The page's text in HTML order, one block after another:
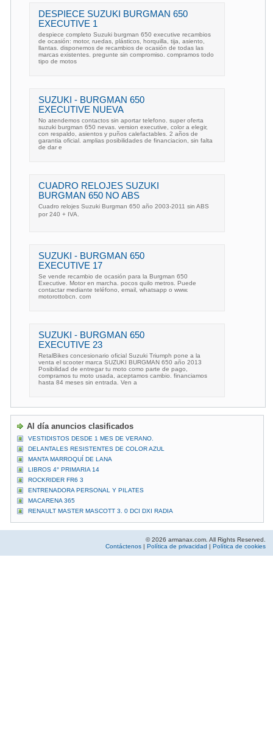
DESPIECE SUZUKI BURGMAN 650
EXECUTIVE 1
despiece completo Suzuki burgman 650 executive recambios
de ocasión: motor, ruedas, plásticos, horquilla, tija, asiento,
llantas. disponemos de recambios de ocasión de todas las
marcas existentes. pregunte sin compromiso. compramos todo
tipo de motos
SUZUKI - BURGMAN 650
EXECUTIVE NUEVA
No atendemos contactos sin aportar telefono. super oferta
suzuki burgman 650 nevas. version executive, color a elegir,
con respaldo, asientos y puños calefactables. 2 años de
garantia oficial. amplias posibilidades de financiacion, sin falta
de dar e
CUADRO RELOJES SUZUKI
BURGMAN 650 NO ABS
Cuadro relojes Suzuki Burgman 650 año 2003-2011 sin ABS
por 240 + IVA.
SUZUKI - BURGMAN 650
EXECUTIVE 17
Se vende recambio de ocasión para la Burgman 650
Executive. Motor en marcha. pocos quilo metros. Puede
contactar mediante teléfono, email, whatsapp o www.
motorottobcn. com
SUZUKI - BURGMAN 650
EXECUTIVE 23
RetalBikes concesionario oficial Suzuki Triumph pone a la
venta el scooter marca SUZUKI BURGMAN 650 año 2013
Posibilidad de entregar tu moto como parte de pago,
compramos tu moto usada, aceptamos cambio. financiamos
hasta 84 meses sin entrada. Ven a
Al día anuncios clasificados
VESTIDISTOS DESDE 1 MES DE VERANO.
DELANTALES RESISTENTES DE COLOR AZUL
MANTA MARROQUÍ DE LANA
LIBROS 4° PRIMARIA 14
ROCKRIDER FR6 3
ENTRENADORA PERSONAL Y PILATES
MACARENA 365
RENAULT MASTER MASCOTT 3. 0 DCI DXI RADIA
© 2026 armanax.com. All Rights Reserved.
Contáctenos | Política de privacidad | Política de cookies